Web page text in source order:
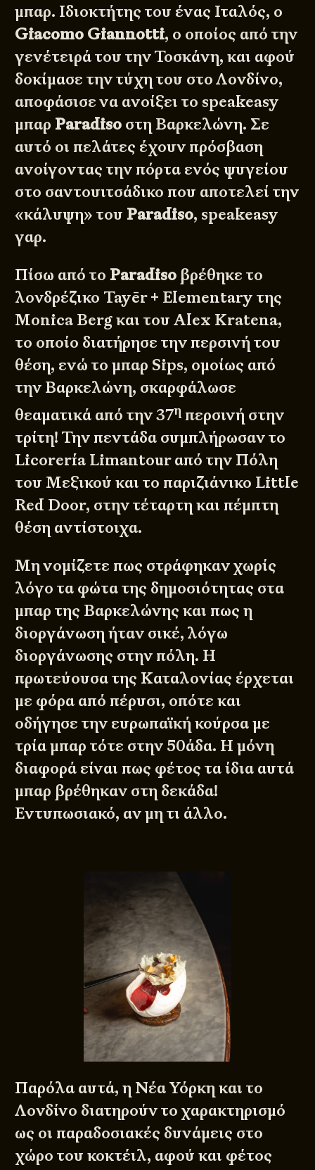
μπαρ. Ιδιοκτήτης του ένας Ιταλός, ο
Giacomo Giannotti, ο οποίος από την
γενέτειρά του την Τοσκάνη, και αφού
δοκίμασε την τύχη του στο Λονδίνο,
αποφάσισε να ανοίξει το speakeasy
μπαρ Paradiso στη Βαρκελώνη. Σε
αυτό οι πελάτες έχουν πρόσβαση
ανοίγοντας την πόρτα ενός ψυγείου
στο σαντουιτσάδικο που αποτελεί την
«κάλυψη» του Paradiso, speakeasy
γαρ.
Πίσω από το Paradiso βρέθηκε το
λονδρέζικο Tayēr + Elementary της
Monica Berg και του Alex Kratena,
το οποίο διατήρησε την περσινή του
θέση, ενώ το μπαρ Sips, ομοίως από
την Βαρκελώνη, σκαρφάλωσε
θεαματικά από την 37ηπερσινή στην
τρίτη! Την πεντάδα συμπλήρωσαν το
Licorería Limantour από την Πόλη
του Μεξικού και το παριζιάνικο Little
Red Door, στην τέταρτη και πέμπτη
θέση αντίστοιχα.
Μη νομίζετε πως στράφηκαν χωρίς
λόγο τα φώτα της δημοσιότητας στα
μπαρ της Βαρκελώνης και πως η
διοργάνωση ήταν σικέ, λόγω
διοργάνωσης στην πόλη. Η
πρωτεύουσα της Καταλονίας έρχεται
με φόρα από πέρυσι, οπότε και
οδήγησε την ευρωπαϊκή κούρσα με
τρία μπαρ τότε στην 50άδα. Η μόνη
διαφορά είναι πως φέτος τα ίδια αυτά
μπαρ βρέθηκαν στη δεκάδα!
Εντυπωσιακό, αν μη τι άλλο.
Παρόλα αυτά, η Νέα Υόρκη και το
Λονδίνο διατηρούν το χαρακτηρισμό
ως οι παραδοσιακές δυνάμεις στο
χώρο του κοκτέιλ, αφού και φέτος